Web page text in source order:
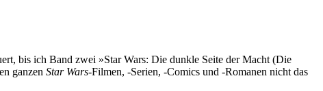
bis ich Band zwei »Star Wars: Die dunkle Seite der Macht (Die
ganzen Star Wars-Filmen, -Serien, -Comics und -Romanen nicht das